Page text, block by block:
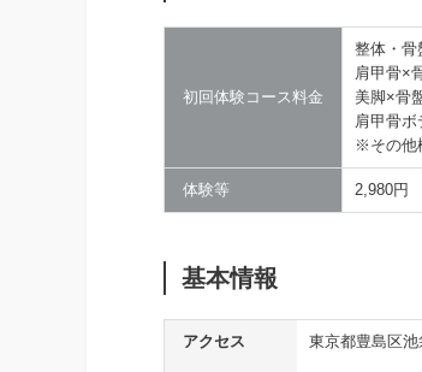
初回体験コース料金
整体・
肩甲骨×
美脚×骨
肩甲骨
※その他
体験等 2,980円
基本情報
アクセス 東京都豊島区池